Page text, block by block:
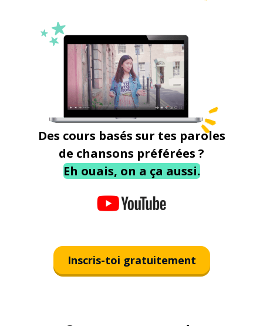
Des cours basés sur tes paroles
de chansons préférées ?
Eh ouais, on a ça aussi.
Inscris-toi gratuitement